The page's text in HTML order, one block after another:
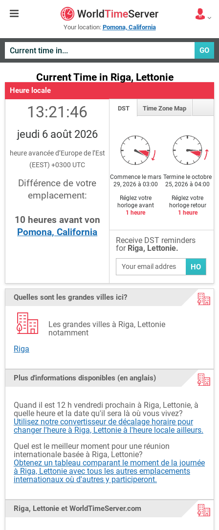
Your location: Pomona, California
GO
Current Time in Riga, Lettonie
Heure locale
13:21:46
jeudi 6 août 2026
heure avancée d’Europe de l’Est
(EEST) +0300 UTC
Différence de votre
emplacement:
10 heures avant von
Pomona, California
DST Time Zone Map
Commence le mars
29, 2026 à 03:00
Réglez votre
horloge avant
1 heure
Termine le octobre
25, 2026 à 04:00
Réglez votre
horloge retour
1 heure
Receive DST reminders
for Riga, Lettonie.
HO
Quelles sont les grandes villes ici?
Les grandes villes à Riga, Lettonie
notamment
Riga
Plus d'informations disponibles (en anglais)
Quand il est 12 h vendredi prochain à Riga, Lettonie, à
quelle heure et la date qu'il sera là où vous vivez?
Utilisez notre convertisseur de décalage horaire pour
changer l'heure à Riga, Lettonie à l'heure locale ailleurs.
Quel est le meilleur moment pour une réunion
internationale basée à Riga, Lettonie?
Obtenez un tableau comparant le moment de la journée
à Riga, Lettonie avec tous les autres emplacements
internationaux où d'autres y participeront.
Riga, Lettonie et WorldTimeServer.com